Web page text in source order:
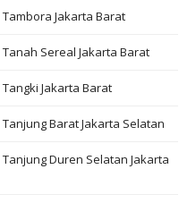
Jakarta Barat
Sereal Jakarta Barat
Jakarta Barat
Barat Jakarta Selatan
Duren Selatan Jakarta